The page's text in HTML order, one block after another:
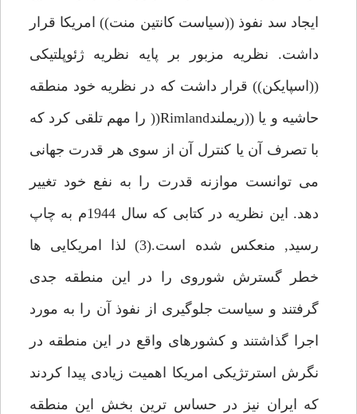
ايجاد سد نفوذ ((سياست كانتين منت)) امريكا قرار
داشت. نظريه مزبور بر پايه نظريه ژئوپلتيكى
((اسپايكن)) قرار داشت كه در نظريه خود منطقه
حاشيه و يا ((ريملندRimland(( را مهم تلقى كرد كه
با تصرف آن يا كنترل آن از سوى هر قدرت جهانى
مى توانست موازنه قدرت را به نفع خود تغيير
دهد. اين نظريه در كتابى كه سال 1944م به چاپ
رسيد, منعكس شده است.(3) لذا امريكايى ها
خطر گسترش شوروى را در اين منطقه جدى
گرفتند و سياست جلوگيرى از نفوذ آن را به مورد
اجرا گذاشتند و كشورهاى واقع در اين منطقه در
نگرش استرتژيكى امريكا اهميت زيادى پيدا كردند
كه ايران نيز در حساس ترين بخش اين منطقه